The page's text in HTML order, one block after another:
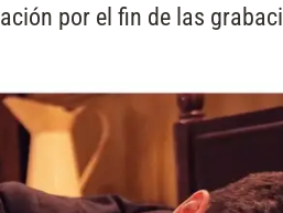
por el fin de las